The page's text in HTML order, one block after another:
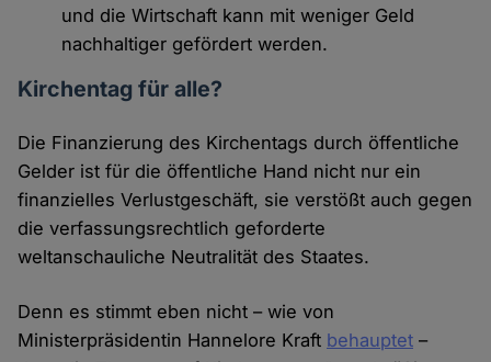
und die Wirtschaft kann mit weniger Geld
nachhaltiger gefördert werden.
Kirchentag für alle?
Die Finanzierung des Kirchentags durch öffentliche
Gelder ist für die öffentliche Hand nicht nur ein
finanzielles Verlustgeschäft, sie verstößt auch gegen
die verfassungsrechtlich geforderte
weltanschauliche Neutralität des Staates.
Denn es stimmt eben nicht – wie von
Ministerpräsidentin Hannelore Kraft behauptet –